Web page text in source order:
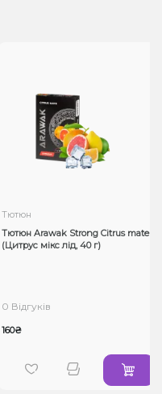
Тютюн
Тютюн Arawak Strong Citrus mate
(Цитрус мікс лід, 40 г)
0 Відгуків
160₴